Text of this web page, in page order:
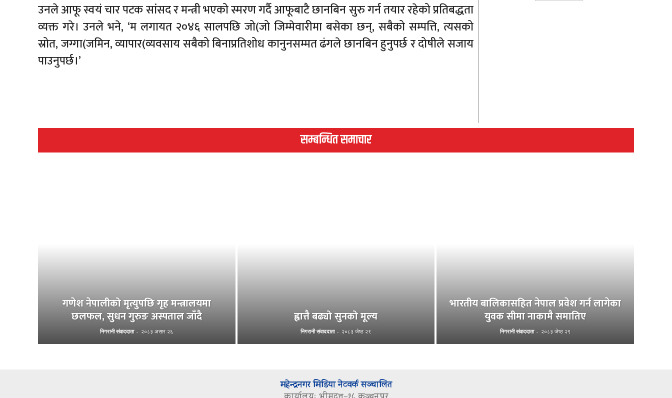
उनले आफू स्वयं चार पटक सांसद र मन्त्री भएको स्मरण गर्दै आफूबाटै छानबिन सुरु गर्न तयार रहेको प्रतिबद्धता
व्यक्त गरे। उनले भने, ‘म लगायत २०४६ सालपछि जो(जो जिम्मेवारीमा बसेका छन्, सबैको सम्पत्ति, त्यसको
स्रोत, जग्गा(जमिन, व्यापार(व्यवसाय सबैको बिनाप्रतिशोध कानुनसम्मत ढंगले छानबिन हुनुपर्छ र दोषीले सजाय
पाउनुपर्छ।’
सम्बन्धित समाचार
गणेश नेपालीको मृत्युपछि गृह मन्त्रालयमा
छलफल, सुधन गुरुङ अस्पताल जाँदै
निगरानी संवाददाता - २०८३ असार २६
ह्वात्तै बढ्यो सुनको मूल्य
निगरानी संवाददाता - २०८३ जेष्ठ २९
भारतीय बालिकासहित नेपाल प्रवेश गर्न लागेका
युवक सीमा नाकामै समातिए
निगरानी संवाददाता - २०८३ जेष्ठ २९
महेन्द्रनगर मिडिया नेटवर्क सञ्चालित